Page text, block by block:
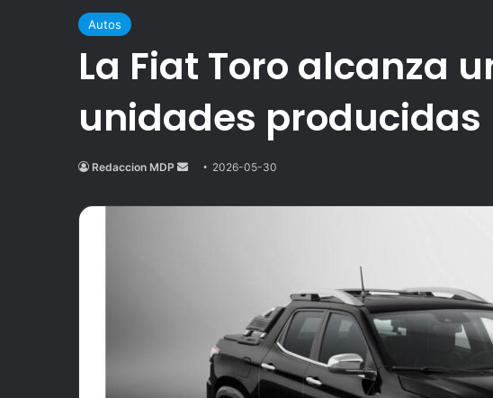
Autos
La Fiat Toro alcanza
unidades producidas
Redaccion MDP
Send
email
2026-05-30